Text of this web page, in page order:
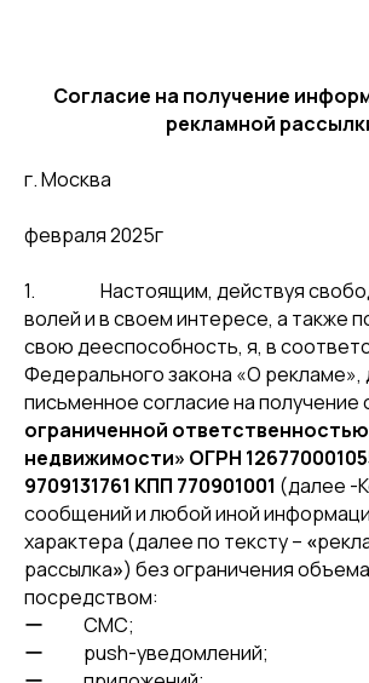
Согласие на получение
рекламной
г. Москва
февраля 2025г
1. Настоящим, действуя
волей и в своем интересе, а также
свою дееспособность, я, в
Федерального закона «О рекламе»,
письменное согласие на получение
ограниченной
недвижимости» ОГРН
9709131761 КПП 770901001 (далее -
сообщений и любой иной
характера (далее по тексту – «
рассылка») без ограничения
посредством:
ー СМС;
ー push-уведомлений;